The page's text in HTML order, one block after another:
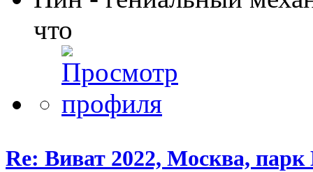
что
Re: Виват 2022, Москва, парк